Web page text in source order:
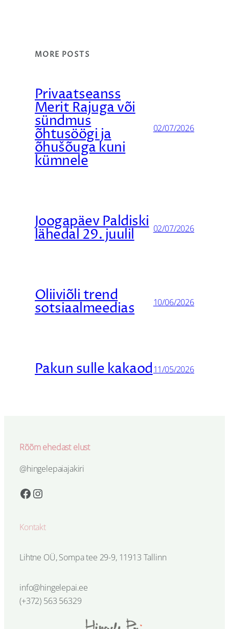
MORE POSTS
Privaatseanss
Merit Rajuga või
sündmus
õhtusöögi ja
õhušõuga kuni
kümnele
02/07/2026
Joogapäev Paldiski
lähedal 29. juulil 02/07/2026
Oliiviõli trend
sotsiaalmeedias 10/06/2026
Pakun sulle kakaod11/05/2026
Rõõm ehedast elust
@hingelepaiajakiri
Facebook Instagram
Kontakt
Lihtne OÜ, Sompa tee 29-9, 11913 Tallinn
info@hingelepai.ee
(+372) 563 56329